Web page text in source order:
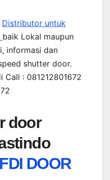
Distributor untuk
baik Lokal maupun
informasi dan
shutter door.
Call : 081212801672
door
FDI DOOR